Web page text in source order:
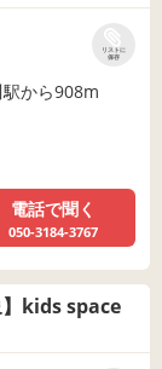
リストに
保存
から908m
電話で聞く
050-3184-3767
】kids space